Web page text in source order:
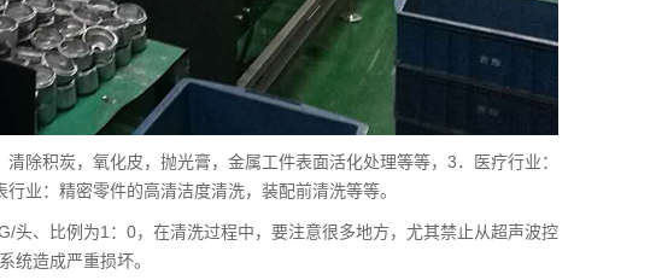
除积炭，氧化皮，抛光膏，金属工件表面活化处理等等，3．医疗行业：
业：精密零件的高清洁度清洗，装配前清洗等等。
、比例为1：0，在清洗过程中，要注意很多地方，尤其禁止从超声波控
统造成严重损坏。